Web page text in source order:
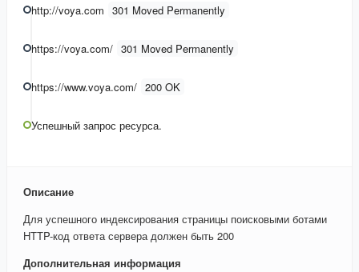
http://voya.com 301 Moved Permanently
https://voya.com/ 301 Moved Permanently
https://www.voya.com/ 200 OK
Успешный запрос ресурса.
Описание
Для успешного индексирования страницы поисковыми ботами
HTTP-код ответа сервера должен быть 200
Дополнительная информация